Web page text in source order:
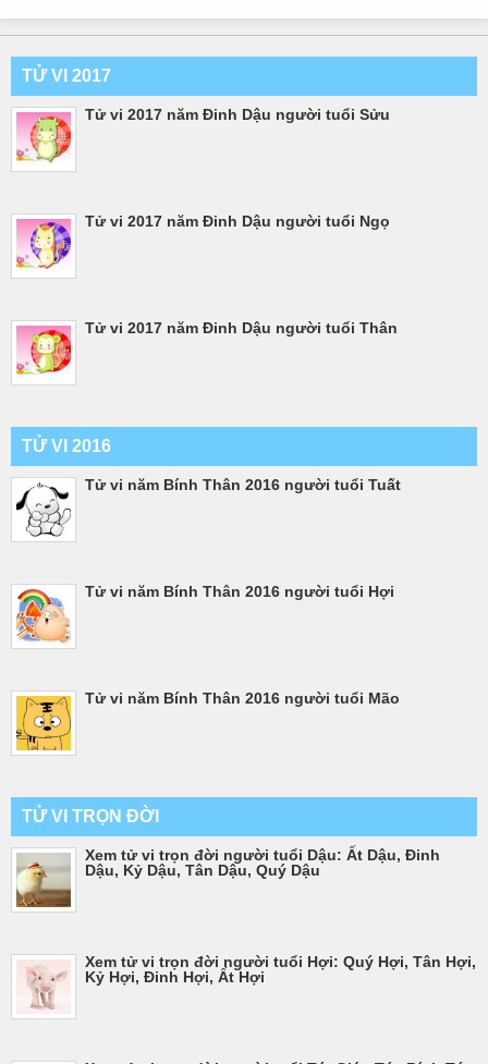
TỬ VI 2017
Tử vi 2017 năm Đinh Dậu người tuổi Sửu
Tử vi 2017 năm Đinh Dậu người tuổi Ngọ
Tử vi 2017 năm Đinh Dậu người tuổi Thân
TỬ VI 2016
Tử vi năm Bính Thân 2016 người tuổi Tuất
Tử vi năm Bính Thân 2016 người tuổi Hợi
Tử vi năm Bính Thân 2016 người tuổi Mão
TỬ VI TRỌN ĐỜI
Xem tử vi trọn đời người tuổi Dậu: Ất Dậu, Đinh
Dậu, Kỷ Dậu, Tân Dậu, Quý Dậu
Xem tử vi trọn đời người tuổi Hợi: Quý Hợi, Tân Hợi,
Kỷ Hợi, Đinh Hợi, Ất Hợi